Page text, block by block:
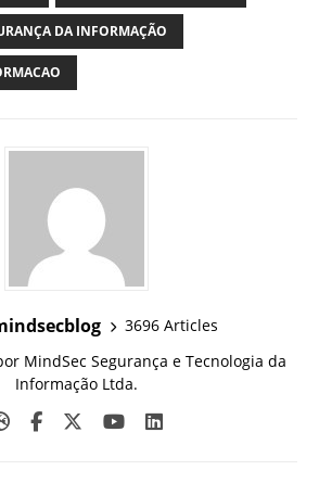
DA INFORMAÇÃO
3696 Articles
MindSec Segurança e Tecnologia da
Informação Ltda.